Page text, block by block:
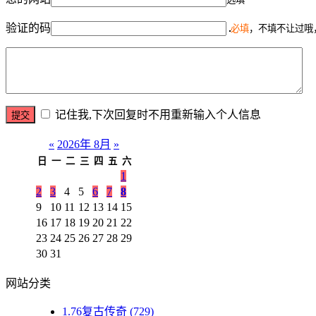
验证的码 必填，不填不让过
记住我,下次回复时不用重新输入个人信息
« 2026年 8月 »
日 一 二 三 四 五 六
1
2
3 4 5 6 7
8
9
10 11 12 13 14 15
16 17 18 19 20 21 22
23 24 25 26 27 28 29
30 31
网站分类
1.76复古传奇 (729)